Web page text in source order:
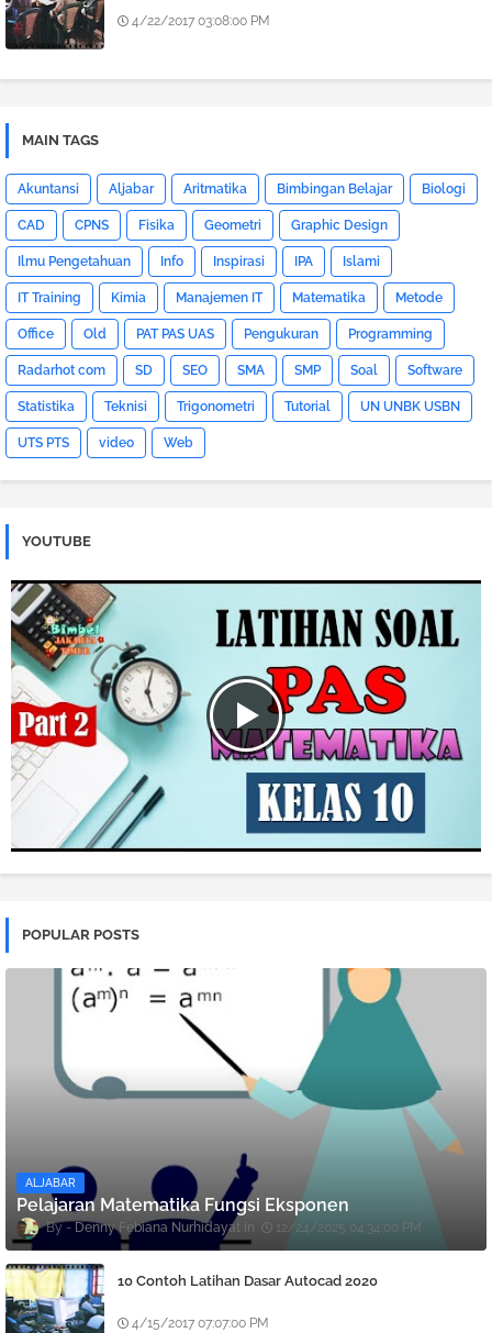
4/22/2017 03:08:00 PM
MAIN TAGS
Akuntansi Aljabar Aritmatika Bimbingan Belajar Biologi
CAD CPNS Fisika Geometri Graphic Design
Ilmu Pengetahuan Info Inspirasi IPA Islami
IT Training Kimia Manajemen IT Matematika Metode
Office Old PAT PAS UAS Pengukuran Programming
Radarhot com SD SEO SMA SMP Soal Software
Statistika Teknisi Trigonometri Tutorial UN UNBK USBN
UTS PTS video Web
YOUTUBE
POPULAR POSTS
ALJABAR
Pelajaran Matematika Fungsi Eksponen
Denny Febiana Nurhidayat 12/24/2025 04:34:00 PM
10 Contoh Latihan Dasar Autocad 2020
4/15/2017 07:07:00 PM